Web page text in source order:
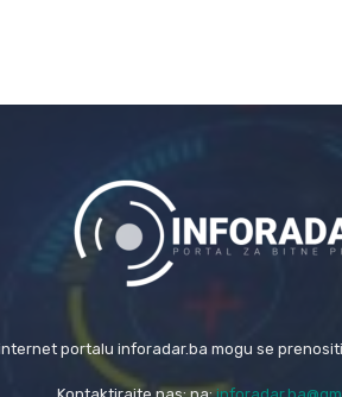
portalu inforadar.ba mogu se